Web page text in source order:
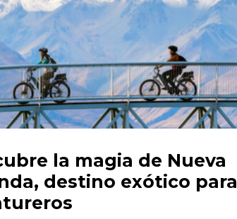
la magia de Nueva
destino exótico para